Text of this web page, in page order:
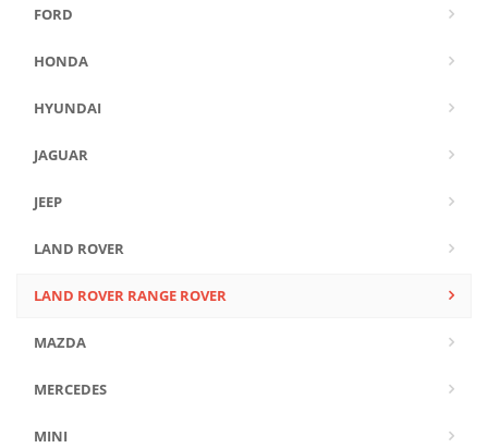
FORD
HONDA
HYUNDAI
JAGUAR
JEEP
LAND ROVER
LAND ROVER RANGE ROVER
MAZDA
MERCEDES
MINI